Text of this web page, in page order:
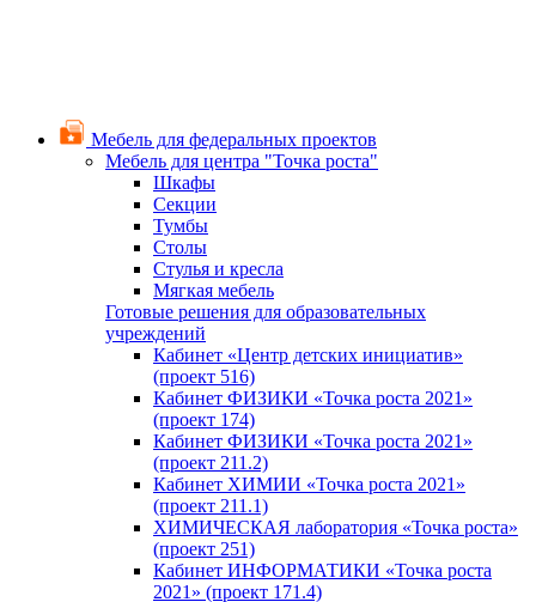
Мебель для федеральных проектов
Мебель для центра "Точка роста"
Шкафы
Секции
Тумбы
Столы
Стулья и кресла
Мягкая мебель
Готовые решения для образовательных
учреждений
Кабинет «Центр детских инициатив»
(проект 516)
Кабинет ФИЗИКИ «Точка роста 2021»
(проект 174)
Кабинет ФИЗИКИ «Точка роста 2021»
(проект 211.2)
Кабинет ХИМИИ «Точка роста 2021»
(проект 211.1)
ХИМИЧЕСКАЯ лаборатория «Точка роста»
(проект 251)
Кабинет ИНФОРМАТИКИ «Точка роста
2021» (проект 171.4)